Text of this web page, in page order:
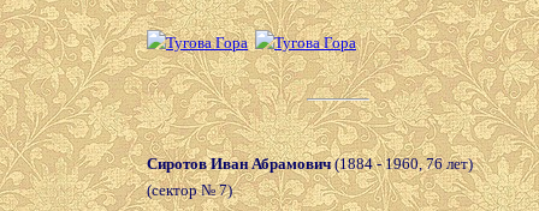
Сиротов Иван Абрамович(1884 - 1960, 76 лет)
(сектор № 7)